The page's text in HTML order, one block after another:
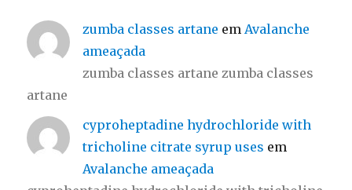
zumba classes artane em Avalanche
ameaçada
zumba classes artane zumba classes
artane
cyproheptadine hydrochloride with
tricholine citrate syrup uses em
Avalanche ameaçada